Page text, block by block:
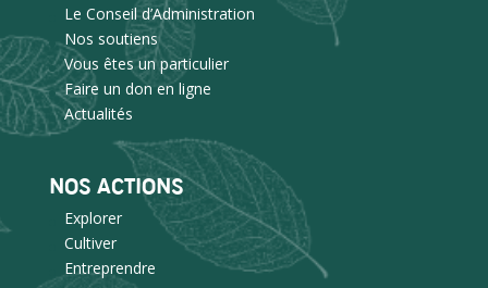
Le Conseil d’Administration
Nos soutiens
Vous êtes un particulier
Faire un don en ligne
Actualités
NOS ACTIONS
Explorer
Cultiver
Entreprendre